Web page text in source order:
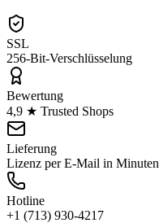
SSL
256-Bit-Verschlüsselung
Bewertung
4,9 ★ Trusted Shops
Lieferung
Lizenz per E-Mail in Minuten
Hotline
+1 (713) 930-4217